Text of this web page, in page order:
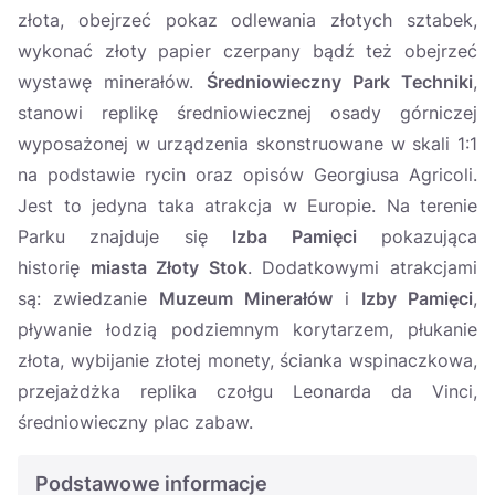
złota, obejrzeć pokaz odlewania złotych sztabek,
wykonać złoty papier czerpany bądź też obejrzeć
wystawę minerałów. Średniowieczny Park Techniki,
stanowi replikę średniowiecznej osady górniczej
wyposażonej w urządzenia skonstruowane w skali 1:1
na podstawie rycin oraz opisów Georgiusa Agricoli.
Jest to jedyna taka atrakcja w Europie. Na terenie
Parku znajduje się Izba Pamięcipokazująca
historię miasta Złoty Stok. Dodatkowymi atrakcjami
są: zwiedzanie Muzeum Minerałów i Izby Pamięci,
pływanie łodzią podziemnym korytarzem, płukanie
złota, wybijanie złotej monety, ścianka wspinaczkowa,
przejażdżka replika czołgu Leonarda da Vinci,
średniowieczny plac zabaw.
Podstawowe informacje